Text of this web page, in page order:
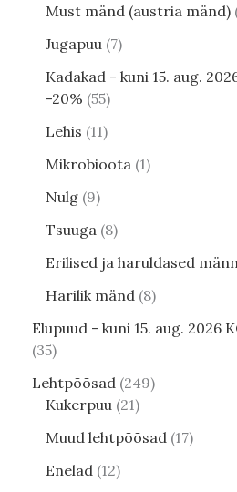
Must mänd (austria mänd)
Jugapuu 7
Kadakad - kuni 15. aug.
-20% 55
Lehis 11
Mikrobioota 1
Nulg 9
Tsuuga 8
Erilised ja haruldased
Harilik mänd 8
Elupuud - kuni 15. aug. 2026
35
Lehtpõõsad 249
Kukerpuu 21
Muud lehtpõõsad 17
Enelad 12